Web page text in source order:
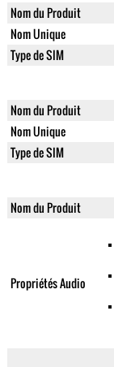
Nom du Produit
Nom Unique
Type de SIM
Nom du Produit
Nom Unique
Type de SIM
Nom du Produit
Propriétés Audio